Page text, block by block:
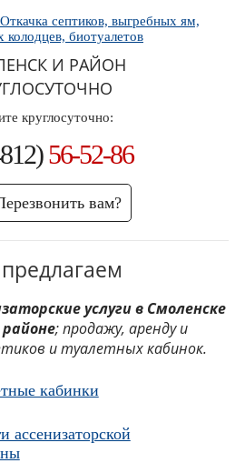
И РАЙОН
круглосуточно:
56-52-86
вам?
услуги в Смоленске
; продажу, аренду и
и туалетных кабинок.
кабинки
ассенизаторской